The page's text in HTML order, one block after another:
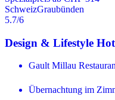
SchweizGraubünden
5.7/6
Design & Lifestyle
Gault Millau
Übernachtung im